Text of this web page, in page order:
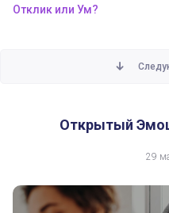
Отклик или Ум?
Открытый
29